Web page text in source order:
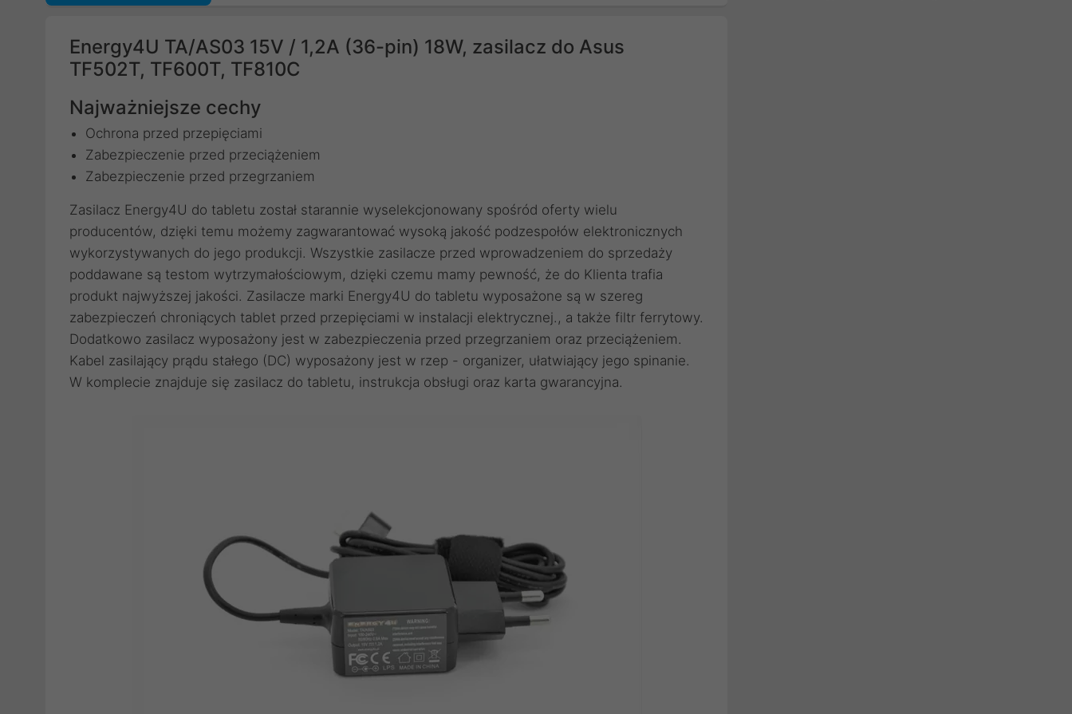
Energy4U TA/AS03 15V / 1,2A (36-pin) 18W, zasilacz do Asus
TF502T, TF600T, TF810C
Najważniejsze cechy
Ochrona przed przepięciami
Zabezpieczenie przed przeciążeniem
Zabezpieczenie przed przegrzaniem
Zasilacz Energy4U do tabletu został starannie wyselekcjonowany spośród oferty wielu
producentów, dzięki temu możemy zagwarantować wysoką jakość podzespołów elektronicznych
wykorzystywanych do jego produkcji. Wszystkie zasilacze przed wprowadzeniem do sprzedaży
poddawane są testom wytrzymałościowym, dzięki czemu mamy pewność, że do Klienta trafia
produkt najwyższej jakości. Zasilacze marki Energy4U do tabletu wyposażone są w szereg
zabezpieczeń chroniących tablet przed przepięciami w instalacji elektrycznej., a także filtr ferrytowy.
Dodatkowo zasilacz wyposażony jest w zabezpieczenia przed przegrzaniem oraz przeciążeniem.
Kabel zasilający prądu stałego (DC) wyposażony jest w rzep - organizer, ułatwiający jego spinanie.
W komplecie znajduje się zasilacz do tabletu, instrukcja obsługi oraz karta gwarancyjna.